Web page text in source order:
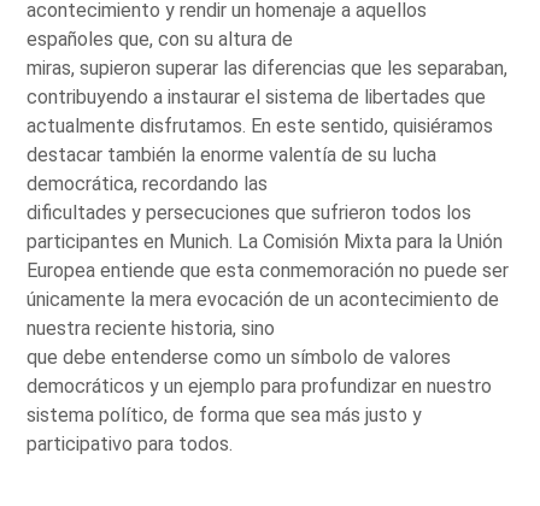
acontecimiento y rendir un homenaje a aquellos
españoles que, con su altura de
miras, supieron superar las diferencias que les separaban,
contribuyendo a instaurar el sistema de libertades que
actualmente disfrutamos. En este sentido, quisiéramos
destacar también la enorme valentía de su lucha
democrática, recordando las
dificultades y persecuciones que sufrieron todos los
participantes en Munich. La Comisión Mixta para la Unión
Europea entiende que esta conmemoración no puede ser
únicamente la mera evocación de un acontecimiento de
nuestra reciente historia, sino
que debe entenderse como un símbolo de valores
democráticos y un ejemplo para profundizar en nuestro
sistema político, de forma que sea más justo y
participativo para todos.